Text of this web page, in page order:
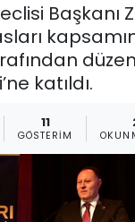
Başkanı
katıldı.
11
GÖSTERIM
SEÇİM 2018